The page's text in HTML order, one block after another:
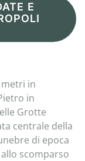
E
in
in
Grotte
centrale della
di epoca
scomparso